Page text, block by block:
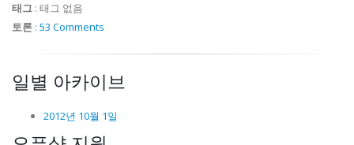
태그 : 태그 없음
토론 : 53 Comments
일별 아카이브
2012년 10월 1일